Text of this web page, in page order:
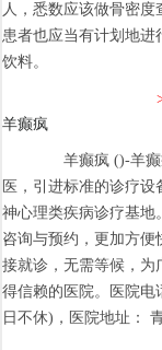
人，悉数应该做骨密度
患者也应当有计划地
饮料。
羊癫疯
羊癫疯 ()-羊癫
医，引进标准的诊疗
神心理类疾病诊疗基地
咨询与预约，更加方便
接就诊，无需等候，为
得信赖的医院。医院
日不休)，医院地址：